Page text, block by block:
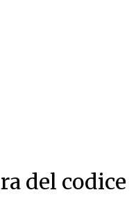
del codice